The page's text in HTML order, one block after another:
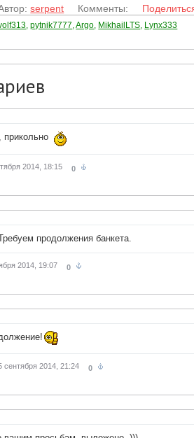
serpent Комменты:
,pytnik7777,Argo, MikhailLTS, Lynx333
2014, 18:15 0
продолжения банкета.
2014, 19:07 0
сентября 2014, 21:24 0